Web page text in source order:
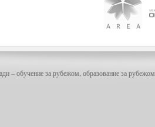
– обучение за рубежом, образование за